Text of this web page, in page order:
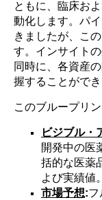
ともに、臨床お
動化します。パ
きましたが、こ
す。インサイト
同時に、各資産
握することができ
このブループリ
ビジブル・
開発中の医
括的な医薬
よび実績値。
市場予想:フ